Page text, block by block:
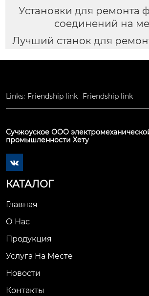
Установки для ремонта
соединений на
Лучший станок для
Links: Friendship link Friendship link
Сучжоуское ООО
промышленности Хету

КАТАЛОГ
Главная
О Нас
Продукция
Услуга На Месте
Новости
Контакты